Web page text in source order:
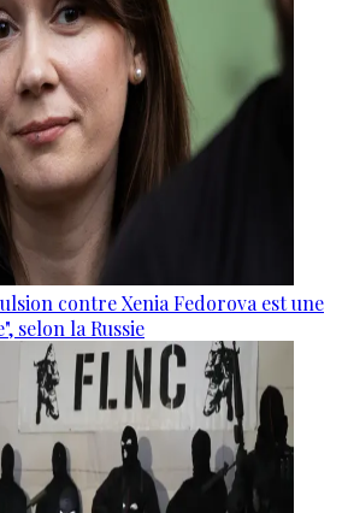
contre Xenia Fedorova est une
selon la Russie